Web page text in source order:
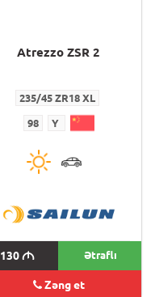
Atrezzo ZSR 2
235/45 ZR18 XL
98 Y
130M Ətraflı
Zəng et